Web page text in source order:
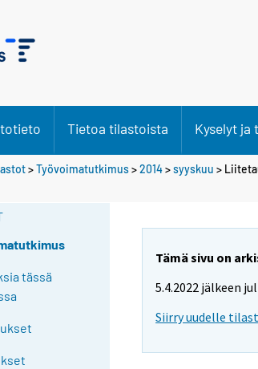
Tietoa tilastoista Kyselyt ja
>Työvoimatutkimus>2014>syyskuu >
tässä
Tämä sivu on
5.4.2022 jälkeen
Siirry uudelle